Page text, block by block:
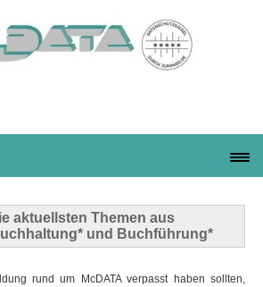
aktuellsten Themen aus
und Buchführung*
rund um McDATA verpasst haben sollten,